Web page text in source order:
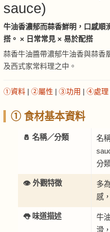
sauce)
牛油香濃郁而蒜香鮮明，口感順
搭。 × 日常常見 × 易於配搭
蒜香牛油醬帶濃郁牛油香與蒜香
及西式家常料理之中。
①資料 | ②屬性 | ③功用 | ④處理
① 食材基本資料
🧂 名稱／分類
名
分
👁️ 外觀特徵
多
感
👅 味道描述
牛
滑